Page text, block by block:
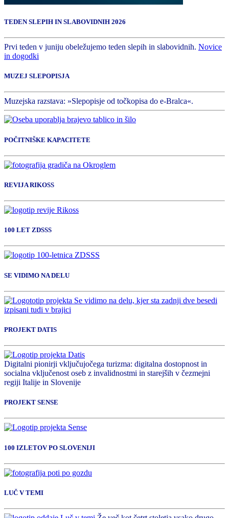
TEDEN SLEPIH IN SLABOVIDNIH 2026
Prvi teden v juniju obeležujemo teden slepih in slabovidnih. Novice
in dogodki
MUZEJ SLEPOPISJA
Muzejska razstava: »Slepopisje od točkopisa do e-Bralca«.
POČITNIŠKE KAPACITETE
REVIJA RIKOSS
100 LET ZDSSS
SE VIDIMO NA DELU
PROJEKT DATIS
Digitalni pionirji vključujočega turizma: digitalna dostopnost in
socialna vključenost oseb z invalidnostmi in starejših v čezmejni
regiji Italije in Slovenije
PROJEKT SENSE
100 IZLETOV PO SLOVENIJI
LUČ V TEMI